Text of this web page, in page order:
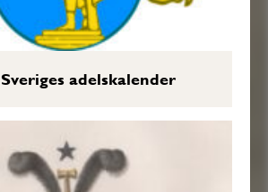
Sveriges adelskalender